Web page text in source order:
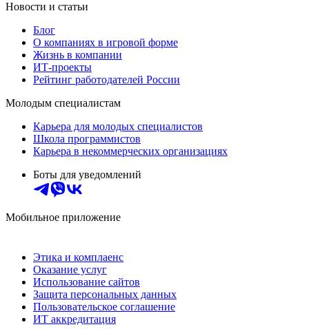
Новости и статьи
Блог
О компаниях в игровой форме
Жизнь в компании
ИТ-проекты
Рейтинг работодателей России
Молодым специалистам
Карьера для молодых специалистов
Школа программистов
Карьера в некоммерческих организациях
Боты для уведомлений
Мобильное приложение
Этика и комплаенс
Оказание услуг
Использование сайтов
Защита персональных данных
Пользовательское соглашение
ИТ аккредитация